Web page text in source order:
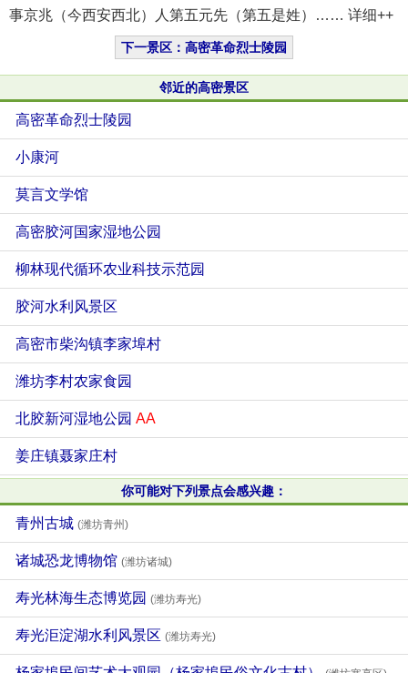
事京兆（今西安西北）人第五元先（第五是姓）…… 详细++
下一景区：高密革命烈士陵园
邻近的高密景区
高密革命烈士陵园
小康河
莫言文学馆
高密胶河国家湿地公园
柳林现代循环农业科技示范园
胶河水利风景区
高密市柴沟镇李家埠村
潍坊李村农家食园
北胶新河湿地公园 AA
姜庄镇聂家庄村
你可能对下列景点会感兴趣：
青州古城 (潍坊青州)
诸城恐龙博物馆 (潍坊诸城)
寿光林海生态博览园 (潍坊寿光)
寿光洰淀湖水利风景区 (潍坊寿光)